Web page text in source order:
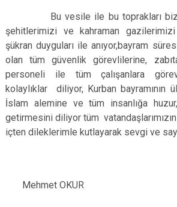
Bu vesile ile bu toprakları bize
şehitlerimizi ve kahraman
şükran duyguları ile anıyor,bayram
olan tüm güvenlik görevlilerine,
personeli ile tüm çalışanlara
kolaylıklar diliyor,Kurban bayramının
İslam alemine ve tüm insanlığa
getirmesini diliyor tüm vatandaşlarımızın
içten dileklerimle kutlayarak sevgi ve
Mehmet OKUR